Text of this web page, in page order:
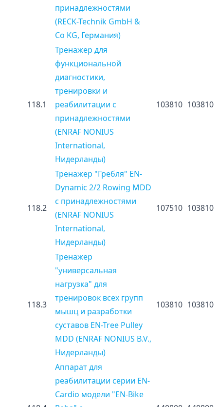
принадлежностями
(RECK-Technik GmbH &
Co KG, Германия)
118.1
Тренажер для
функциональной
диагностики,
тренировки и
реабилитации с
принадлежностями
(ENRAF NONIUS
International,
Нидерланды)
103810 103810
118.2
Тренажер "Гребля" EN-
Dynamic 2/2 Rowing MDD
с принадлежностями
(ENRAF NONIUS
International,
Нидерланды)
107510 103810
118.3
Тренажер
"универсальная
нагрузка" для
тренировок всех групп
мышц и разработки
суставов EN-Tree Pulley
MDD (ENRAF NONIUS B.V.,
Нидерланды)
103810 103810
Аппарат для
реабилитации серии EN-
Cardio модели "EN-Bike